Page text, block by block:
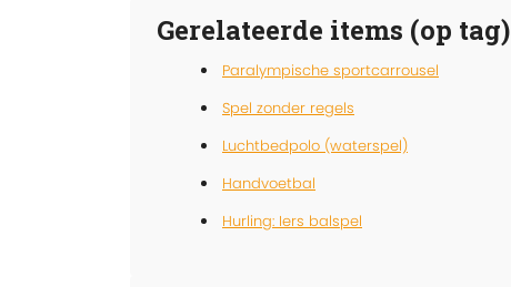
Gerelateerde items (op tag)
Paralympische sportcarrousel
Spel zonder regels
Luchtbedpolo (waterspel)
Handvoetbal
Hurling: Iers balspel